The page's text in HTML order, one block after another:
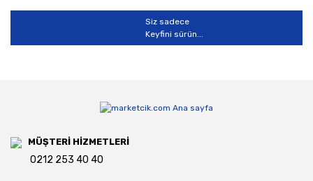
Siz sadece
Keyfini sürün...
MÜŞTERİ HİZMETLERİ
0212 253 40 40